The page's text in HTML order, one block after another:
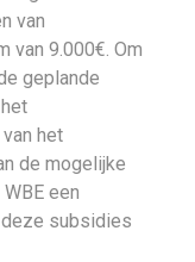
van
van 9.000€. Om
geplande
het
de mogelijke
een
deze subsidies